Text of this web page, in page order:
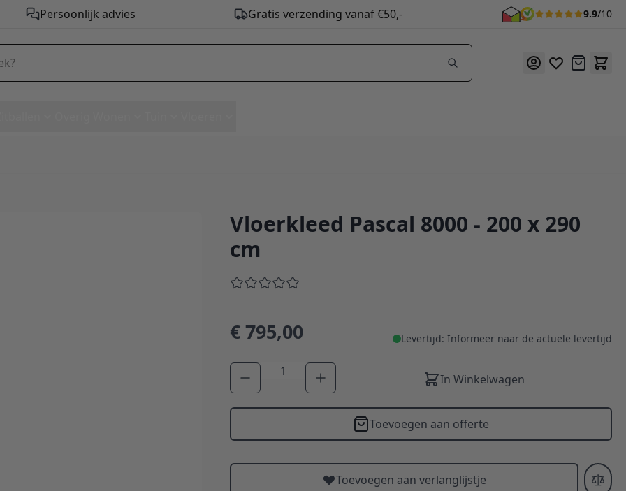
Persoonlijk advies Gratis verzending vanaf €50,- 9.9/10
Offerte
cm
Vloerkleed Pascal 8000 - 200 x 290
cm
€ 795,00 Levertijd: Informeer naar de actuele levertijd
Aantal
In Winkelwagen
Toevoegen aan offerte
Toevoegen aan verlanglijstje